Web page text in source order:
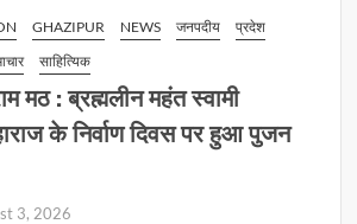
GHAZIPUR NEWS जनपदीय
प्रदेश
साहित्यिक
मठ : ब्रह्मलीन महंत स्वामी
के निर्वाण दिवस पर हुआ पुजन
3, 2026